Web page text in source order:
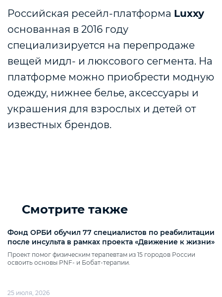
Российская ресейл-платформа Luxxy
основанная в 2016 году
специализируется на перепродаже
вещей мидл- и люксового сегмента. На
платформе можно приобрести модную
одежду, нижнее белье, аксессуары и
украшения для взрослых и детей от
известных брендов.
Смотрите также
Фонд ОРБИ обучил 77 специалистов по реабилитации
после инсульта в рамках проекта «Движение к жизни»
Проект помог физическим терапевтам из 15 городов России
освоить основы PNF‑ и Бобат‑терапии.
25 июля, 2026